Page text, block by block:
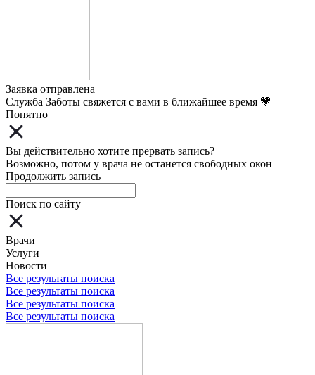
Заявка отправлена
Служба Заботы свяжется с вами в ближайшее время 💗
Понятно
Вы действительно хотите прервать запись?
Возможно, потом у врача не останется свободных окон
Продолжить запись
Поиск по сайту
Врачи
Услуги
Новости
Все результаты поиска
Все результаты поиска
Все результаты поиска
Все результаты поиска